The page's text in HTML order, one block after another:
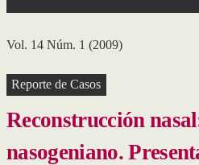
Vol. 14 Núm. 1 (2009)
Reporte de Casos
Reconstrucción
nasogeniano.